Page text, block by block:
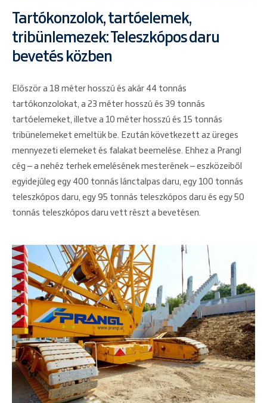
Tartókonzolok, tartóelemek,
tribünlemezek: Teleszkópos daru
bevetés közben
Először a 18 méter hosszú és akár 44 tonnás
tartókonzolokat, a 23 méter hosszú és 39 tonnás
tartóelemeket, illetve a 10 méter hosszú és 15 tonnás
tribünelemeket emeltük be. Ezután következett az üreges
mennyezeti elemeket és falakat beemelése. Ehhez a Prangl
cég – a nehéz terhek emelésének mesterének – eszközeiből
egyidejűleg egy 400 tonnás lánctalpas daru, egy 100 tonnás
teleszkópos daru, egy 95 tonnás teleszkópos daru és egy 50
tonnás teleszkópos daru vett részt a bevetésen.